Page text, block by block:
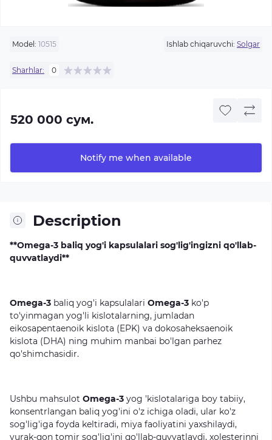
Model: 10515 Ishlab chiqaruvchi: Solgar
Sharhlar: 0
520 000 сум.
Notify me when available
Description
**Omega-3 baliq yog'i kapsulalari sog'lig'ingizni qo'llab-
quvvatlaydi**
Omega-3 baliq yog'i kapsulalari Omega-3 ko'p
to'yinmagan yog'li kislotalarning, jumladan
eikosapentaenoik kislota (EPK) va dokosaheksaenoik
kislota (DHA) ning muhim manbai bo'lgan parhez
qo'shimchasidir.
Ushbu mahsulot Omega-3 yog 'kislotalariga boy tabiiy,
konsentrlangan baliq yog'ini o'z ichiga oladi, ular ko'z
sog'lig'iga foyda keltiradi, miya faoliyatini yaxshilaydi,
yurak-qon tomir sog'lig'ini qo'llab-quvvatlaydi, xolesterinni